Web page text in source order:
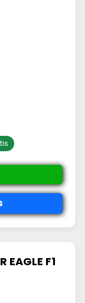
EAGLE F1